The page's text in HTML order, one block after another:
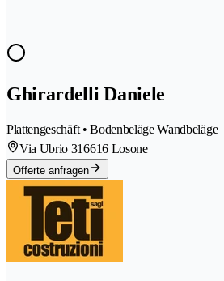
Ghirardelli Daniele
Plattengeschäft • Bodenbeläge Wandbeläge
Via Ubrio 316616 Losone
Offerte anfragen